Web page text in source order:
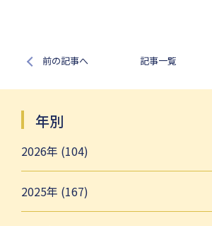
前の記事へ 記事一覧
年別
2026年 (104)
2025年 (167)